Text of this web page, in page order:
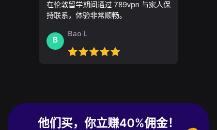
在伦敦留学期间通过 789vpn 与家人保
持联系，体验非常顺畅。
B
Bao L
他们买，你立赚40%佣金！